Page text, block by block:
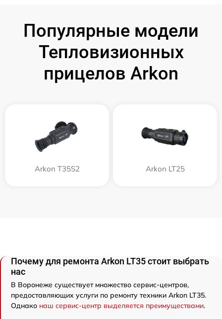
Популярные модели
Тепловизионных
прицелов Arkon
Arkon T35S2 Arkon LT25
Почему для ремонта Arkon LT35 стоит выбрать
нас
В Воронеже существует множество сервис-центров,
предоставляющих услуги по ремонту техники Arkon LT35.
Однако наш сервис-центр выделяется преимуществами.